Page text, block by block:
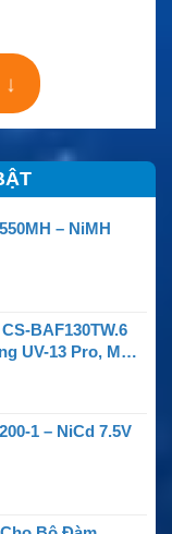
↓
– NiMH
BAF130TW.6
UV-13 Pro, MU-5
Pro, TP-8 Plus Và
1 – NiCd 7.5V